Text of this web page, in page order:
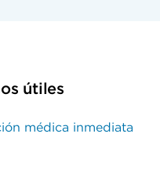
útiles
médica inmediata